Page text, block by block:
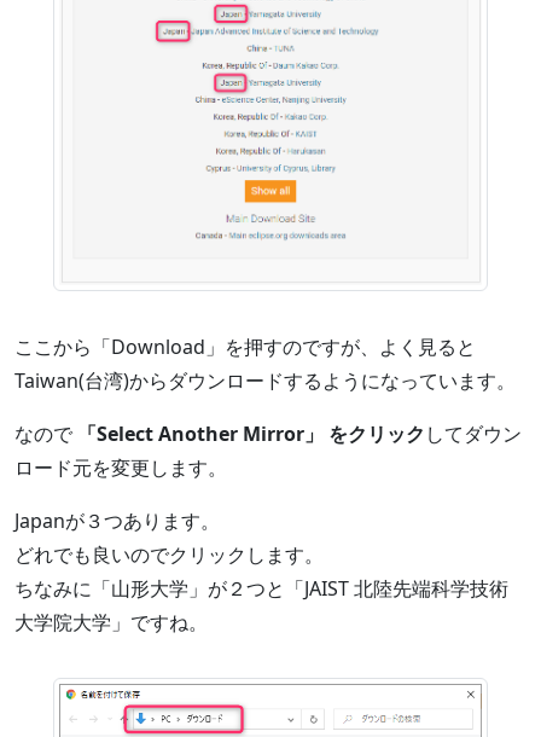
ここから「Download」を押すのですが、よく見ると
Taiwan(台湾)からダウンロードするようになっています。
なので 「Select Another Mirror」 をクリック してダウン
ロード元を変更します。
Japanが３つあります。
どれでも良いのでクリックします。
ちなみに「山形大学」が２つと「JAIST 北陸先端科学技術
大学院大学」ですね。